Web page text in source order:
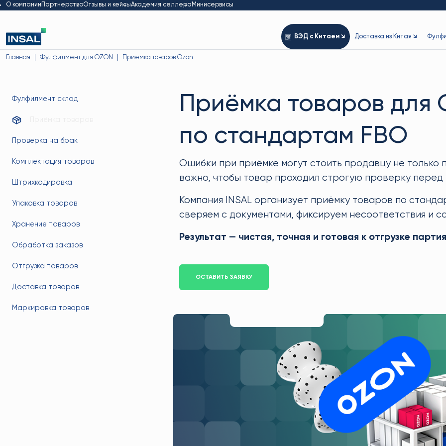
О компании ПартнерствоОтзывы и кейсыАкадемия селлера Минисервисы
ВЭД с Китаем ↘ Доставка из Китая ↘
Главная Фулфилмент для OZON Приёмка товаров Ozon
Фулфилмент склад
Проверка на брак
Комплектация товаров
Штрихкодировка
Упаковка товаров
Хранение товаров
Обработка заказов
Отгрузка товаров
Доставка товаров
Маркировка товаров
Приёмка товаров для
по стандартам FBO
Ошибки при приёмке могут стоить продавцу не только
важно, чтобы товар проходил строгую проверку перед
Компания INSAL организует приёмку товаров по
сверяем с документами, фиксируем несоответствия и
Результат — чистая, точная и готовая к отгрузке
ОСТАВИТЬ ЗАЯВКУ